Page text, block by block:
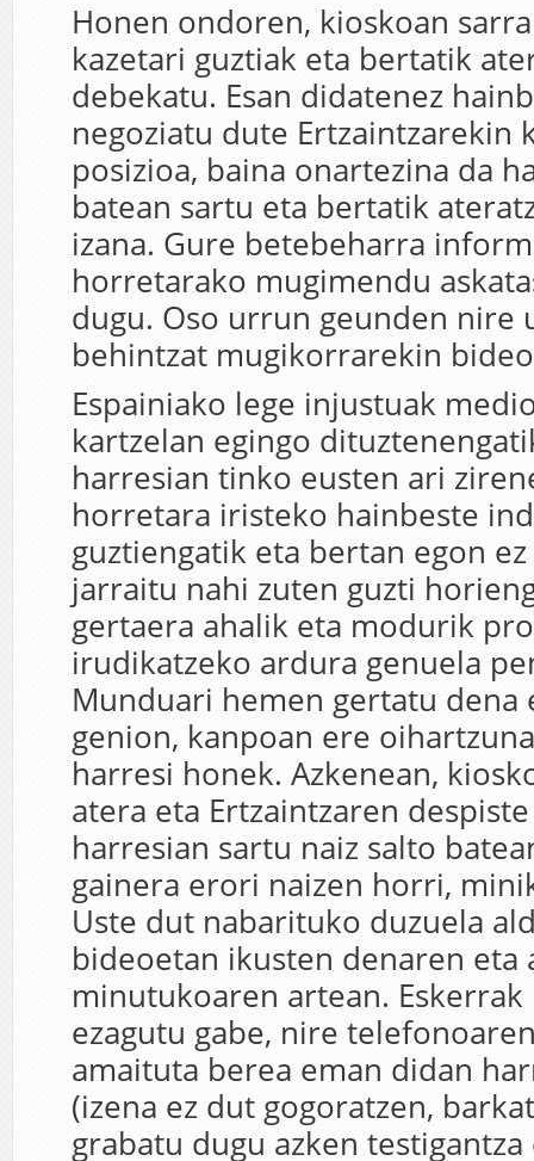
Honen ondoren, kioskoan
kazetari guztiak eta bertatik
debekatu. Esan didatenez
negoziatu dute Ertzaintzarekin
posizioa, baina onartezina da
batean sartu eta bertatik
izana. Gure betebeharra
horretarako mugimendu
dugu. Oso urrun geunden nire
behintzat mugikorrarekin
Espainiako lege injustuak
kartzelan egingo
harresian tinko eusten ari
horretara iristeko hainbeste
guztiengatik eta bertan egon
jarraitu nahi zuten guzti
gertaera ahalik eta modurik
irudikatzeko ardura genuela
Munduari hemen gertatu dena
genion, kanpoan ere
harresi honek. Azkenean,
atera eta Ertzaintzaren
harresian sartu naiz salto
gainera erori naizen horri,
Uste dut nabarituko duzuela
bideoetan ikusten denaren eta
minutukoaren artean.
ezagutu gabe, nire
amaituta berea eman didan
(izena ez dut gogoratzen,
grabatu dugu azken testigantza